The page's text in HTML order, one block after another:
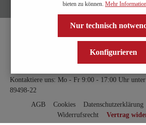
Kontaktiere uns: Mo - Fr 9:00 - 17:00 Uhr
89498-22
AGB
Cookies Datenschutzerklärung
Widerrufsrecht
Vertrag
bieten zu können. Mehr
Nur technisch
Konfigurieren